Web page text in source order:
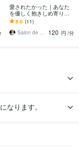
愛されたかった｜あなた
を優しく抱きしめ寄り添
います 【愛着障害】アダ
ルトチルドレン/毒親/失恋/
執着/モラハラ
5.0 (11)
Salon de Maria
120 円 /分
なります。